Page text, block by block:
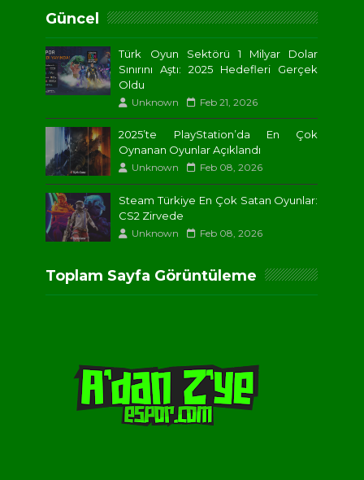
Güncel
Türk Oyun Sektörü 1 Milyar Dolar
Sınırını Aştı: 2025 Hedefleri Gerçek
Oldu
Unknown Feb 21, 2026
2025’te PlayStation’da En Çok
Oynanan Oyunlar Açıklandı
Unknown Feb 08, 2026
Steam Türkiye En Çok Satan Oyunlar:
CS2 Zirvede
Unknown Feb 08, 2026
Toplam Sayfa Görüntüleme